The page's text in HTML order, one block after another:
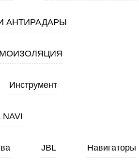
АНТИРАДАРЫ
Инструмент
NAVI
JBL Навигаторы